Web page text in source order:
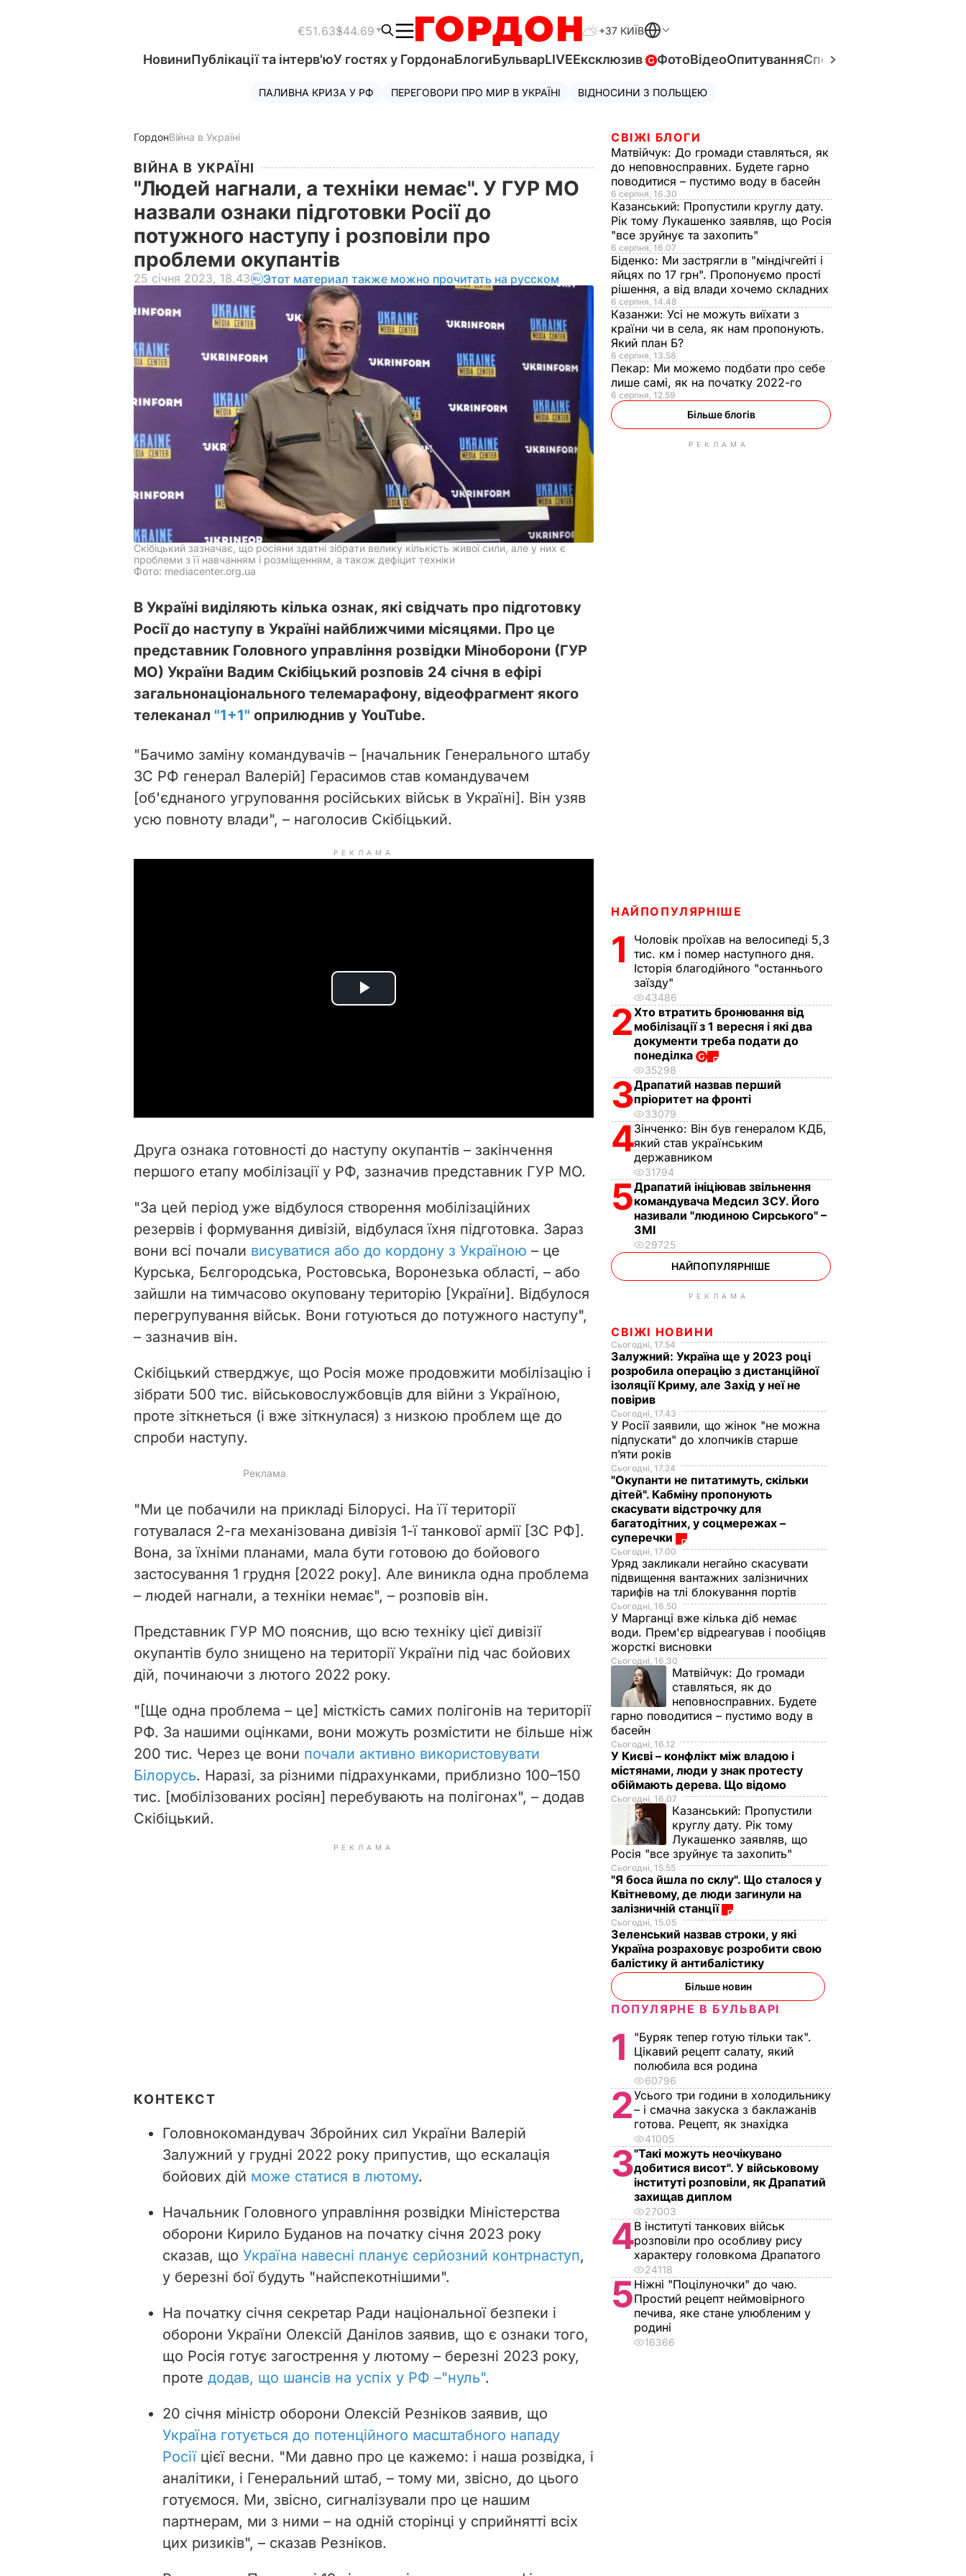
€51.63$44.69 +37 КИЇВ
НовиниПублікації та інтерв'юУ гостях у ГордонаБлогиБульварLIVEЕксклюзив ФотоВідеоОпитуванняСпецпроєкти
ПАЛИВНА КРИЗА У РФ ПЕРЕГОВОРИ ПРО МИР В УКРАЇНІ ВІДНОСИНИ З ПОЛЬЩЕЮ
ГордонВійна в Україні
ВІЙНА В УКРАЇНІ
"Людей нагнали, а техніки немає". У ГУР МО
назвали ознаки підготовки Росії до
потужного наступу і розповіли про
проблеми окупантів
25 січня 2023, 18.43 Этот материал также можно прочитать на русском
Скібіцький зазначає, що росіяни здатні зібрати велику кількість живої сили, але у них є
проблеми з її навчанням і розміщенням, а також дефіцит техніки
Фото: mediacenter.org.ua
В Україні виділяють кілька ознак, які свідчать про підготовку
Росії до наступу в Україні найближчими місяцями. Про це
представник Головного управління розвідки Міноборони (ГУР
МО) України Вадим Скібіцький розповів 24 січня в ефірі
загальнонаціонального телемарафону, відеофрагмент якого
телеканал "1+1" оприлюднив у YouTube.
"Бачимо заміну командувачів – [начальник Генерального штабу
ЗС РФ генерал Валерій] Герасимов став командувачем
[об'єднаного угруповання російських військ в Україні]. Він узяв
усю повноту влади", – наголосив Скібіцький.
РЕКЛАМА
P
i
d
e
o
Друга ознака готовності до наступу окупантів – закінчення
першого етапу мобілізації у РФ, зазначив представник ГУР МО.
"За цей період уже відбулося створення мобілізаційних
резервів і формування дивізій, відбулася їхня підготовка. Зараз
вони всі почали висуватися або до кордону з Україною – це
Курська, Бєлгородська, Ростовська, Воронезька області, – або
зайшли на тимчасово окуповану територію [України]. Відбулося
перегрупування військ. Вони готуються до потужного наступу",
– зазначив він.
Скібіцький стверджує, що Росія може продовжити мобілізацію і
зібрати 500 тис. військовослужбовців для війни з Україною,
проте зіткнеться (і вже зіткнулася) з низкою проблем ще до
спроби наступу.
"Ми це побачили на прикладі Білорусі. На її території
готувалася 2-га механізована дивізія 1-ї танкової армії [ЗС РФ].
Вона, за їхніми планами, мала бути готовою до бойового
застосування 1 грудня [2022 року]. Але виникла одна проблема
– людей нагнали, а техніки немає", – розповів він.
Представник ГУР МО пояснив, що всю техніку цієї дивізії
окупантів було знищено на території України під час бойових
дій, починаючи з лютого 2022 року.
"[Ще одна проблема – це] місткість самих полігонів на території
РФ. За нашими оцінками, вони можуть розмістити не більше ніж
200 тис. Через це вони почали активно використовувати
Білорусь. Наразі, за різними підрахунками, приблизно 100–150
тис. [мобілізованих росіян] перебувають на полігонах", – додав
Скібіцький.
РЕКЛАМА
КОНТЕКСТ
Головнокомандувач Збройних сил України Валерій
Залужний у грудні 2022 року припустив, що ескалація
бойових дій може статися в лютому.
Начальник Головного управління розвідки Міністерства
оборони Кирило Буданов на початку січня 2023 року
сказав, що Україна навесні планує серйозний контрнаступ,
у березні бої будуть "найспекотнішими".
На початку січня секретар Ради національної безпеки і
оборони України Олексій Данілов заявив, що є ознаки того,
що Росія готує загострення у лютому – березні 2023 року,
проте додав, що шансів на успіх у РФ –"нуль".
20 січня міністр оборони Олексій Резніков заявив, що
Україна готується до потенційного масштабного нападу
Росіїцієї весни. "Ми давно про це кажемо: і наша розвідка, і
аналітики, і Генеральний штаб, – тому ми, звісно, до цього
готуємося. Ми, звісно, сигналізували про це нашим
партнерам, ми з ними – на одній сторінці у сприйнятті всіх
цих ризиків", – сказав Резніков.
СВІЖІ БЛОГИ
Матвійчук: До громади ставляться, як
до неповносправних. Будете гарно
поводитися – пустимо воду в басейн
6 серпня, 16.30
Казанський: Пропустили круглу дату.
Рік тому Лукашенко заявляв, що Росія
"все зруйнує та захопить"
6 серпня, 16.07
Біденко: Ми застрягли в "міндічгейті і
яйцях по 17 грн". Пропонуємо прості
рішення, а від влади хочемо складних
6 серпня, 14.48
Казанжи: Усі не можуть виїхати з
країни чи в села, як нам пропонують.
Який план Б?
6 серпня, 13.58
Пекар: Ми можемо подбати про себе
лише самі, як на початку 2022-го
6 серпня, 12.59
Більше блогів
РЕКЛАМА
НАЙПОПУЛЯРНІШЕ
1
Чоловік проїхав на велосипеді 5,3
тис. км і помер наступного дня.
Історія благодійного "останнього
заїзду"
43486
2Хто втратить бронювання від
мобілізації з 1 вересня і які два
документи треба подати до
понеділка
35298
3Драпатий назвав перший
пріоритет на фронті
33079
4Зінченко: Він був генералом КДБ,
який став українським
державником
31794
5Драпатий ініціював звільнення
командувача Медсил ЗСУ. Його
називали "людиною Сирського" –
ЗМІ
29725
НАЙПОПУЛЯРНІШЕ
РЕКЛАМА
СВІЖІ НОВИНИ
Сьогодні, 17.54
Залужний: Україна ще у 2023 році
розробила операцію з дистанційної
ізоляції Криму, але Захід у неї не
повірив
Сьогодні, 17.43
У Росії заявили, що жінок "не можна
підпускати" до хлопчиків старше
п’яти років
Сьогодні, 17.24
"Окупанти не питатимуть, скільки
дітей". Кабміну пропонують
скасувати відстрочку для
багатодітних, у соцмережах –
суперечки
Сьогодні, 17.00
Уряд закликали негайно скасувати
підвищення вантажних залізничних
тарифів на тлі блокування портів
Сьогодні, 16.50
У Марганці вже кілька діб немає
води. Прем'єр відреагував і пообіцяв
жорсткі висновки
Сьогодні, 16.30
Матвійчук: До громади
ставляться, як до
неповносправних. Будете
гарно поводитися – пустимо воду в
басейн
Сьогодні, 16.12
У Києві – конфлікт між владою і
містянами, люди у знак протесту
обіймають дерева. Що відомо
Сьогодні, 16.07
Казанський: Пропустили
круглу дату. Рік тому
Лукашенко заявляв, що
Росія "все зруйнує та захопить"
Сьогодні, 15.55
"Я боса йшла по склу". Що сталося у
Квітневому, де люди загинули на
залізничній станції
Сьогодні, 15.05
Зеленський назвав строки, у які
Україна розраховує розробити свою
балістику й антибалістику
Більше новин
ПОПУЛЯРНЕ В БУЛЬВАРІ
1
"Буряк тепер готую тільки так".
Цікавий рецепт салату, який
полюбила вся родина
60796
2Усього три години в холодильнику
– і смачна закуска з баклажанів
готова. Рецепт, як знахідка
41005
3"Такі можуть неочікувано
добитися висот". У військовому
інституті розповіли, як Драпатий
захищав диплом
27003
4В інституті танкових військ
розповіли про особливу рису
характеру головкома Драпатого
24118
5Ніжні "Поцілуночки" до чаю.
Простий рецепт неймовірного
печива, яке стане улюбленим у
родині
16366